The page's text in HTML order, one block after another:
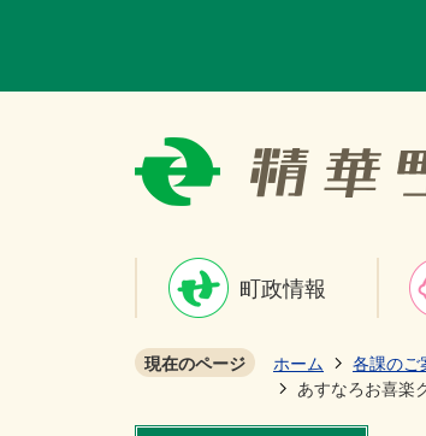
町政情報
現在のページ ホーム 各課のご
あすなろお喜楽